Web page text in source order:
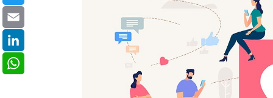
Twitter
Email
LinkedIn